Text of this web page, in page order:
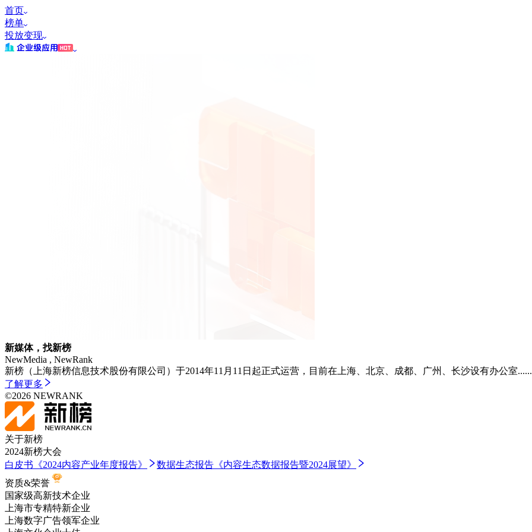
首页
榜单
投放变现
新媒体，找新榜
NewMedia , NewRank
新榜（上海新榜信息技术股份有限公司）于2014年11月11日起正式运营，目前在上海、北京、成都、广州、长沙设有办公室......
了解更多
©2026 NEWRANK
关于新榜
2024新榜大会
白皮书 《2024内容产业年度报告》 数据生态报告 《内容生态数据报告暨2024展望》
资质&荣誉
国家级高新技术企业
上海市专精特新企业
上海数字广告领军企业